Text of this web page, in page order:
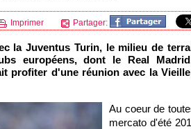
Imprimer Partager:
la Juventus Turin, le milieu de
européens, dont le Real
profiter d'une réunion avec la
Au coeur de
mercato d'été